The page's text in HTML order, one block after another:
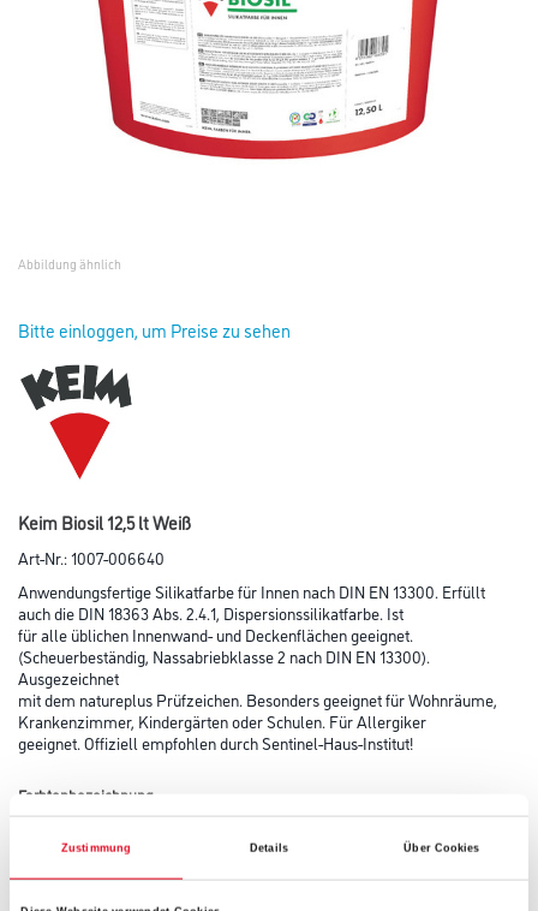
Zustimmung Details Über Cookies
Abbildung ähnlich
Bitte einloggen, um Preise zu sehen
Keim Biosil 12,5 lt Weiß
Art-Nr.:1007-006640
Anwendungsfertige Silikatfarbe für Innen nach DIN EN 13300. Erfüllt
auch die DIN 18363 Abs. 2.4.1, Dispersionssilikatfarbe. Ist
für alle üblichen Innenwand- und Deckenflächen geeignet.
(Scheuerbeständig, Nassabriebklasse 2 nach DIN EN 13300).
Ausgezeichnet
mit dem natureplus Prüfzeichen. Besonders geeignet für Wohnräume,
Krankenzimmer, Kindergärten oder Schulen. Für Allergiker
geeignet. Offiziell empfohlen durch Sentinel-Haus-Institut!
Farbtonbezeichnung
Glanzgrad